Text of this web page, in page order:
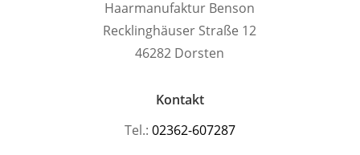
Haarmanufaktur Benson
Recklinghäuser Straße 12
46282 Dorsten
Kontakt
Tel.: 02362-607287